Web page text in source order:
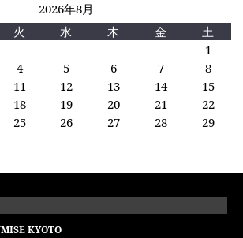
2026年8月
火 水 木 金
土
1
4 5 6 7
8
11 12 13 14
15
18 19 20 21
22
25 26 27 28
29
KYOTO